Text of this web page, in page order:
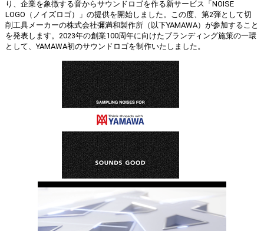
り、企業を象徴する音からサウンドロゴを作る新サービス「NOISE
LOGO（ノイズロゴ）」の提供を開始しました。この度、第2弾として切
削工具メーカーの株式会社彌満和製作所（以下YAMAWA）が参加すること
を発表します。2023年の創業100周年に向けたブランディング施策の一環
として、YAMAWA初のサウンドロゴを制作いたしました。